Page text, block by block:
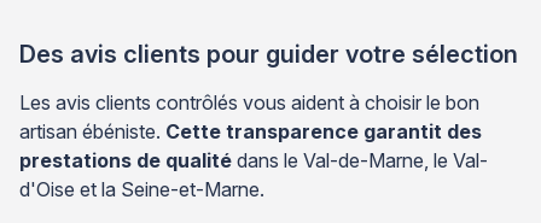
Des avis clients pour guider votre sélection
Les avis clients contrôlés vous aident à choisir le bon
artisan ébéniste. Cette transparence garantit des
prestations de qualité dans le Val-de-Marne, le Val-
d'Oise et la Seine-et-Marne.